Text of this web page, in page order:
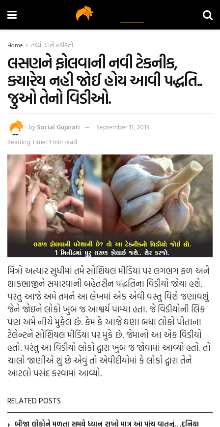
Home તથ્યો અને હકીકતો
લસણને ફોલવાની નવી ટેકનીક,
ક્યારેય નહી જોઈ હોય આવી પદ્ધતિ..
જુઓ તેનો વિડીઓ.
by Social Gujarati
September 11, 2019
Reading Time: 1 min read
મિત્રો અત્યાર સુધીમાં તમે સોશિયલ મીડિયા પર લગભગ ફળ અને
શાકભાજીને સમારવાની બહેતરીન પદ્ધતિના વિડીયો જોયા હશે.
પરંતુ આજે અમે તમને આ લેખમાં એક એવી વસ્તુ વિશે જણાવશું
જેને જોઇને લોકો ખુબ જ આશ્વર્ય પામ્યા હતા. જે વિડીયોની લિંક
પણ અમે નીચે મુકેલ છે. કેમ કે આજે ઘણા બધા લોકો પોતાના
ટેલેન્ટને સોશિયલ મીડિયા પર મુકે છે. જેમાનો આ એક વિડીયો
હતો. પરંતુ આ વિડીયો લોકો દ્વારા ખુબ જ જોવામાં આવ્યો હતો. તો
ચાલો જાણીએ શું છે એવું તો એવીદીયોમાં કે લોકો દ્વારા તેને
આટલો પસંદ કરવામાં આવ્યો.
RELATED POSTS
બીજા લોકોને મળતા સમયે ધ્યાન રાખો માત્ર આ પાંચ વાતનું…દુનિયા